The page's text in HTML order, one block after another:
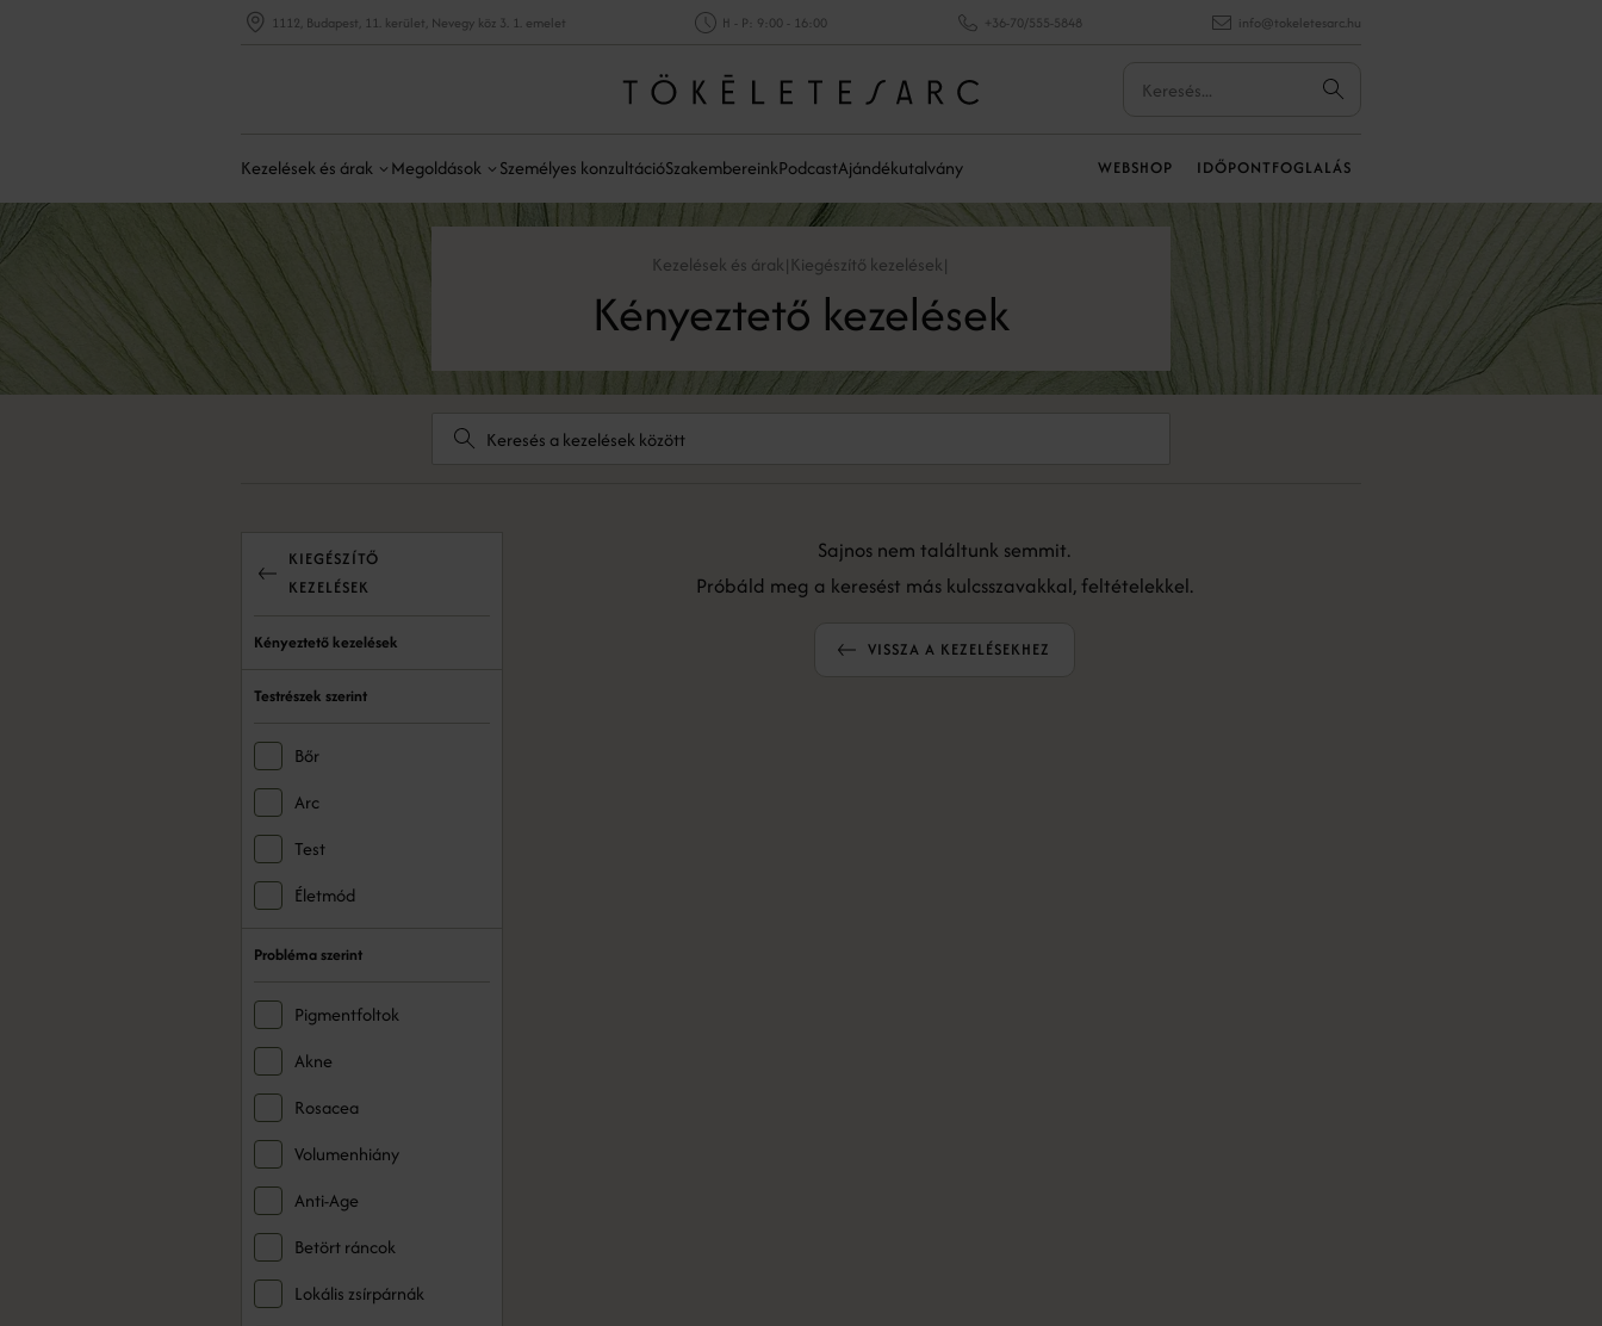
1112, Budapest, 11. kerület, Nevegy köz 3. 1. emelet H - P: 9:00 - 16:00 +36-70/555-5848 info@tokeletesarc.hu
Kezelések és árak Megoldások Személyes konzultációSzakembereinkPodcastAjándékutalvány WEBSHOP IDŐPONTFOGLALÁS
Kezelések és árak| Kiegészítő kezelések|
Kényeztető kezelések
KIEGÉSZÍTŐ
KEZELÉSEK
Kényeztető kezelések
Testrészek szerint
Bőr
Arc
Test
Életmód
Probléma szerint
Pigmentfoltok
Akne
Rosacea
Volumenhiány
Anti-Age
Betört ráncok
Lokális zsírpárnák
Sajnos nem találtunk semmit.
Próbáld meg a keresést más kulcsszavakkal, feltételekkel.
VISSZA A KEZELÉSEKHEZ